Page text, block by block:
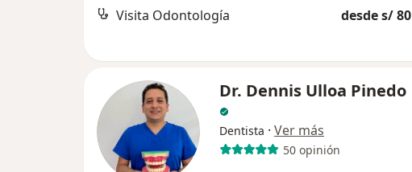
Visita Odontología desde s/ 80
Dr. Dennis Ulloa Pinedo
Dentista · Ver más
50 opinión